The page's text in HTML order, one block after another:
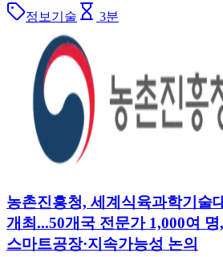
정보기술 3분
농촌진흥청, 세계식육과학기술
개최...50개국 전문가 1,000여
스마트공장·지속가능성 논의